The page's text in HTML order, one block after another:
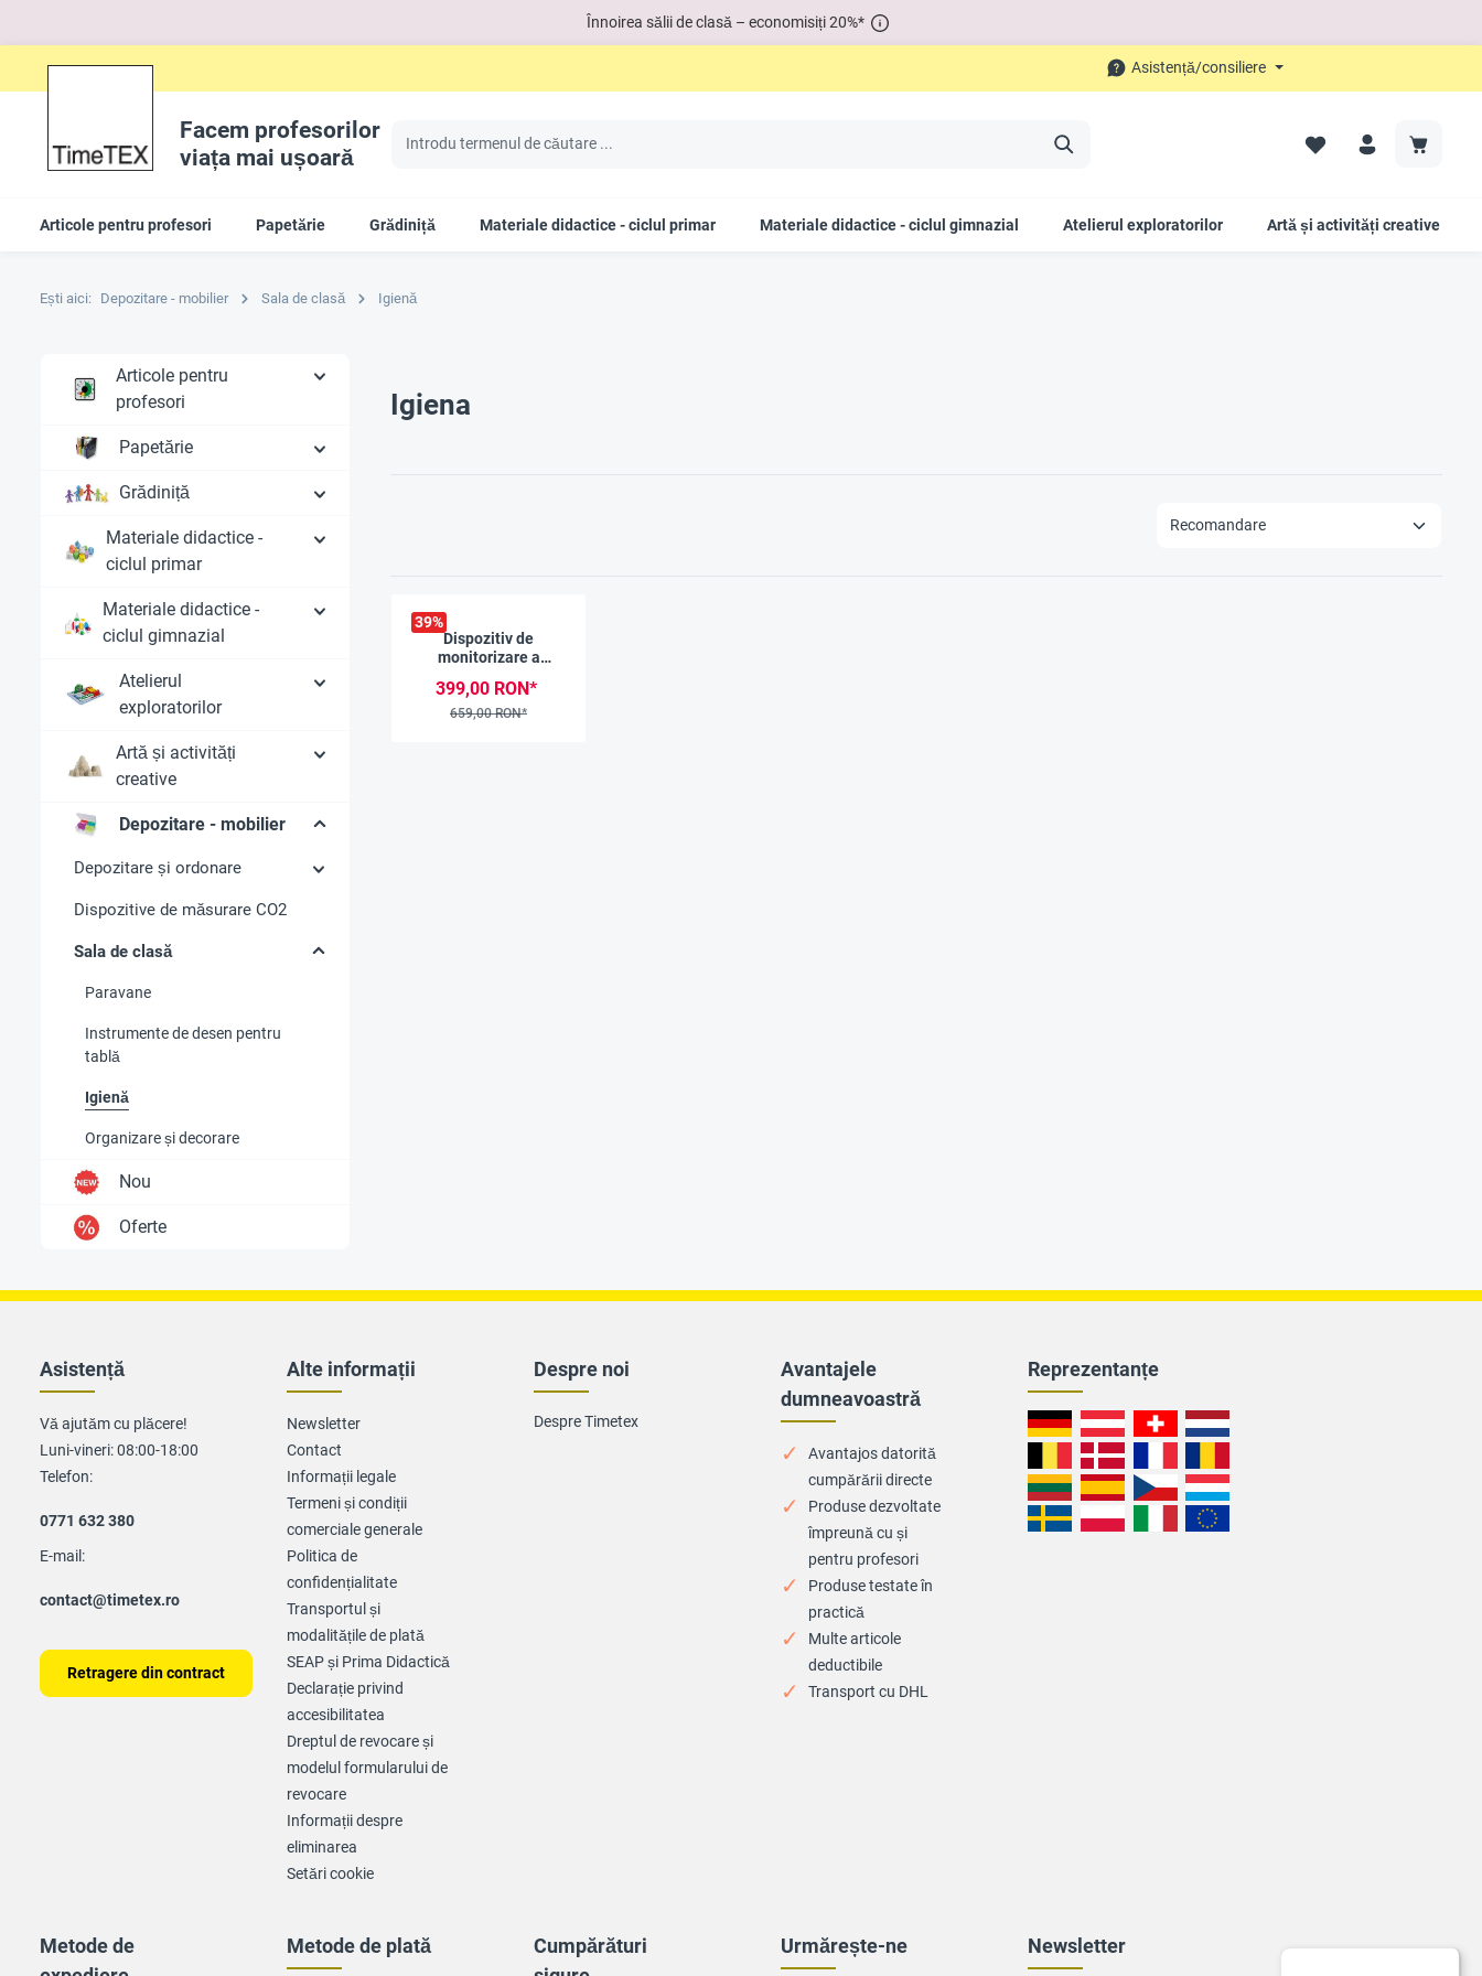
Înnoirea sălii de clasă – economisiți 20%*
Asistență/consiliere
Facem profesorilor
viața mai ușoară
Articole pentru profesori Papetărie Grădiniță Materiale didactice - ciclul primar Materiale didactice - ciclul gimnazial Atelierul exploratorilor Artă și activități creative
Ești aici: Depozitare - mobilier Sala de clasă Igienă
Articole pentru
profesori
Papetărie
Grădiniță
Materiale didactice -
ciclul primar
Materiale didactice -
ciclul gimnazial
Atelierul
exploratorilor
Artă și activități
creative
Depozitare - mobilier
Depozitare și ordonare
Dispozitive de măsurare CO2
Sala de clasă
Paravane
Instrumente de desen pentru
tablă
Igienă
Organizare și decorare
Nou
Oferte
Igiena
39%
Dispozitiv de
monitorizare a
"Compact"
399,00 RON*
659,00 RON*
Urmărește-ne
Avantajele
dumneavoastră
Avantajos datorită
cumpărării directe
Produse dezvoltate
împreună cu și
pentru profesori
Produse testate în
practică
Multe articole
deductibile
Transport cu DHL
Reprezentanțe
Cumpărături
Despre noi
Despre Timetex
Newsletter
Asistență
Vă ajutăm cu plăcere!
Luni-vineri: 08:00-18:00
Telefon:
0771 632 380
E-mail:
contact@timetex.ro
Retragere din contract
Alte informații
Newsletter
Contact
Informații legale
Termeni și condiții
comerciale generale
Politica de
confidențialitate
Transportul și
modalitățile de plată
SEAP și Prima Didactică
Declarație privind
accesibilitatea
Dreptul de revocare și
modelul formularului de
revocare
Informații despre
eliminarea
Setări cookie
Metode de plată
Metode de